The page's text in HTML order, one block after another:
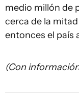
medio millón de
cerca de la
entonces el país
(Con